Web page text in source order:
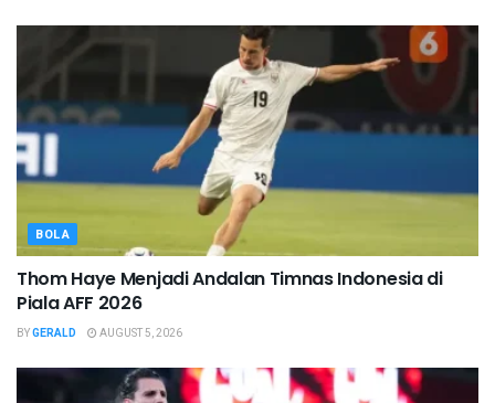
BOLA
Thom Haye Menjadi Andalan Timnas Indonesia di
Piala AFF 2026
BYGERALD AUGUST 5, 2026